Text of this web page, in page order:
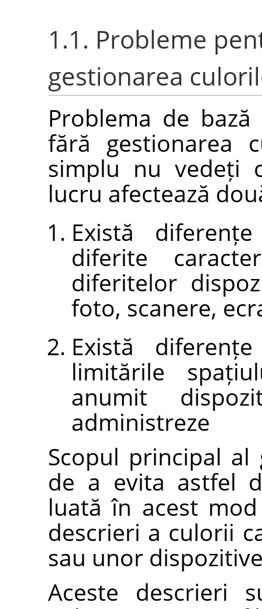
1.1. Probleme
gestionarea
Problema de
fără gestionarea
simplu nu vedeți
lucru afectează
Există
diferite
diferitelor
foto, scanere,
Există
limitările
anumit
administreze
Scopul principal
de a evita astfel
luată în acest
descrieri a culorii
sau unor
Aceste descrieri